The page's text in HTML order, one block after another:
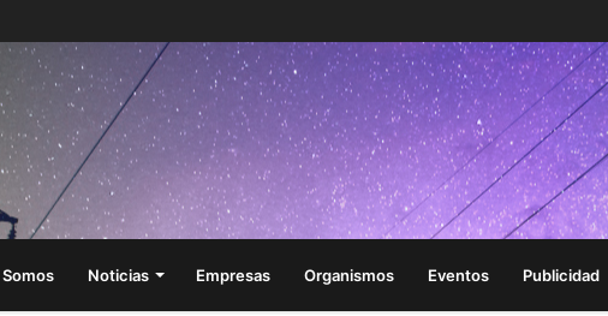
Noticias Empresas Organismos Eventos Publicidad